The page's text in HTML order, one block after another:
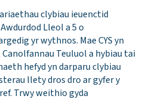
clybiau ieuenctid
Lleol a 5 o
yr wythnos. Mae CYS yn
Teuluol a hybiau tai
hefyd yn darparu clybiau
llety dros dro ar gyfer y
Trwy weithio gyda